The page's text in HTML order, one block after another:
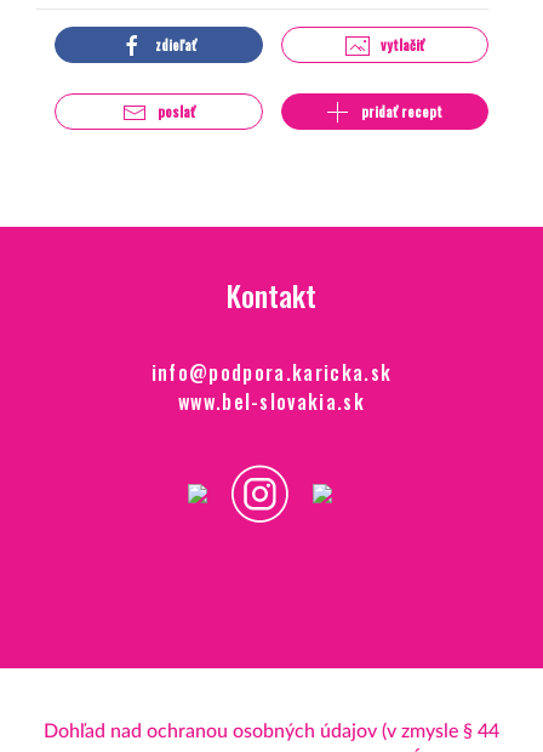
zdieľať vytlačiť
poslať pridať recept
Kontakt
info@podpora.karicka.sk
www.bel-slovakia.sk
Dohľad nad ochranou osobných údajov (v zmysle § 44